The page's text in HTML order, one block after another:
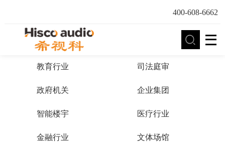
400-608-6662
教育行业 司法庭审
政府机关 企业集团
智能楼宇 医疗行业
金融行业 文体场馆